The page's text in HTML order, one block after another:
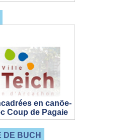
en canöe-
Coup de Pagaie
DE BUCH